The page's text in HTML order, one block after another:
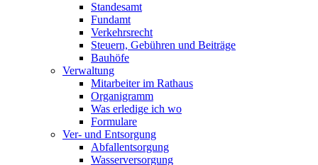
Standesamt
Fundamt
Verkehrsrecht
Steuern, Gebühren und Beiträge
Bauhöfe
Verwaltung
Mitarbeiter im Rathaus
Organigramm
Was erledige ich wo
Formulare
Ver- und Entsorgung
Abfallentsorgung
Wasserversorgung